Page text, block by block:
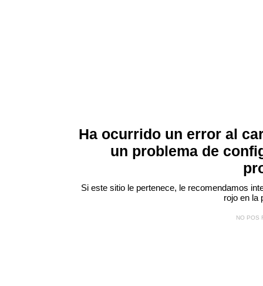
Ha ocurrido un error al
un problema de
Si este sitio le pertenece, le recomendamos
rojo en la
NO POS